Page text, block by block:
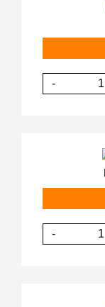
-
-